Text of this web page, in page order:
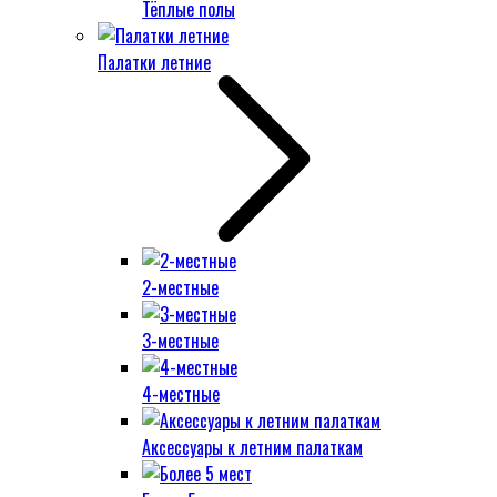
Тёплые полы
Палатки летние
2-местные
3-местные
4-местные
Аксессуары к летним палаткам